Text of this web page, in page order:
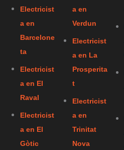
Electricist
a en
Barcelone
ta
Electricist
a en El
Raval
Electricist
a en El
Gòtic
a en
Verdun
Electricist
a en La
Prosperita
t
Electricist
a en
Trinitat
Nova